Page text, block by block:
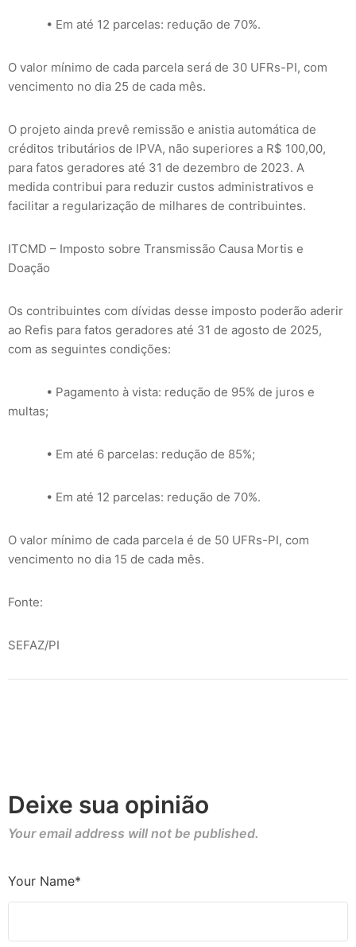
• Em até 12 parcelas: redução de 70%.
O valor mínimo de cada parcela será de 30 UFRs-PI, com
vencimento no dia 25 de cada mês.
O projeto ainda prevê remissão e anistia automática de
créditos tributários de IPVA, não superiores a R$ 100,00,
para fatos geradores até 31 de dezembro de 2023. A
medida contribui para reduzir custos administrativos e
facilitar a regularização de milhares de contribuintes.
ITCMD – Imposto sobre Transmissão Causa Mortis e
Doação
Os contribuintes com dívidas desse imposto poderão aderir
ao Refis para fatos geradores até 31 de agosto de 2025,
com as seguintes condições:
• Pagamento à vista: redução de 95% de juros e
multas;
• Em até 6 parcelas: redução de 85%;
• Em até 12 parcelas: redução de 70%.
O valor mínimo de cada parcela é de 50 UFRs-PI, com
vencimento no dia 15 de cada mês.
Fonte:
SEFAZ/PI
Deixe sua opinião
Your email address will not be published.
Your Name*